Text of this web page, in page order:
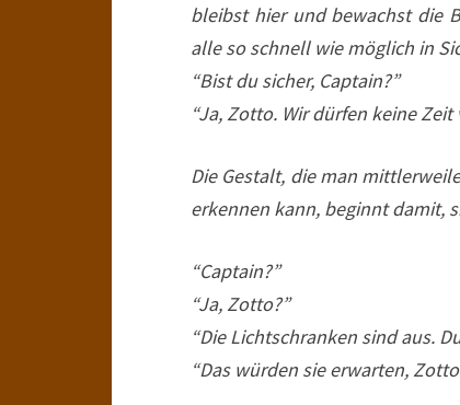
bleibst hier und bewachst die
alle so schnell wie möglich in
“Bist du sicher, Captain?”
“Ja, Zotto. Wir dürfen keine Zeit
Die Gestalt, die man
erkennen kann, beginnt damit,
“Captain?”
“Ja, Zotto?”
“Die Lichtschranken sind aus.
“Das würden sie erwarten,